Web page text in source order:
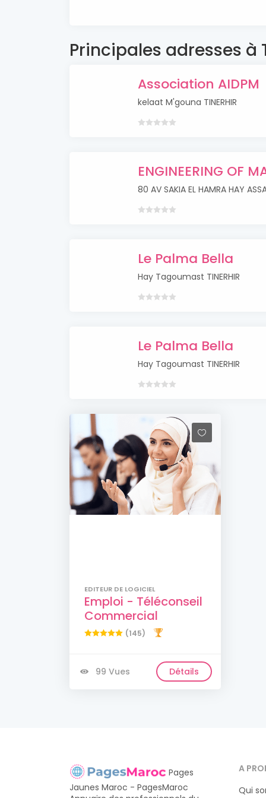
Principales adresses à
Association AIDPM
kelaat M'gouna TINERHIR
ENGINEERING OF
80 AV SAKIA EL HAMRA HAY
Le Palma Bella
Hay Tagoumast TINERHIR
Le Palma Bella
Hay Tagoumast TINERHIR
EDITEUR DE LOGICIEL
Emploi - Téléconseil
Commercial
(145)
99 Vues Détails
Pages
Jaunes Maroc - PagesMaroc
A
Qui